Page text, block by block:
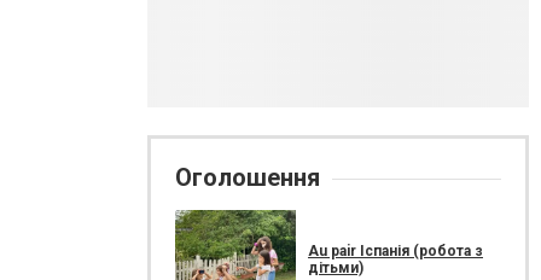
Оголошення
Au pair Іспанія (робота з
дітьми)